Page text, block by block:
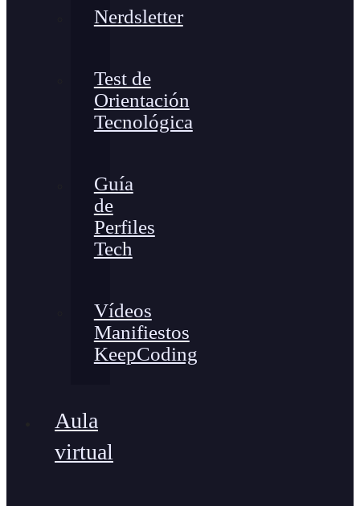
Nerdsletter
Test de
Orientación
Tecnológica
Guía
de
Perfiles
Tech
Vídeos
Manifiestos
KeepCoding
Aula
virtual